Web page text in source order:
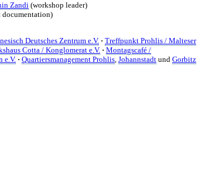
Zandi(workshop leader)
documentation)
Deutsches Zentrum e.V. · Treffpunkt Prohlis / Malteser
Cotta / Konglomerat e.V. · Montagscafé /
e.V. · Quartiersmanagement Prohlis, Johannstadt und Gorbitz